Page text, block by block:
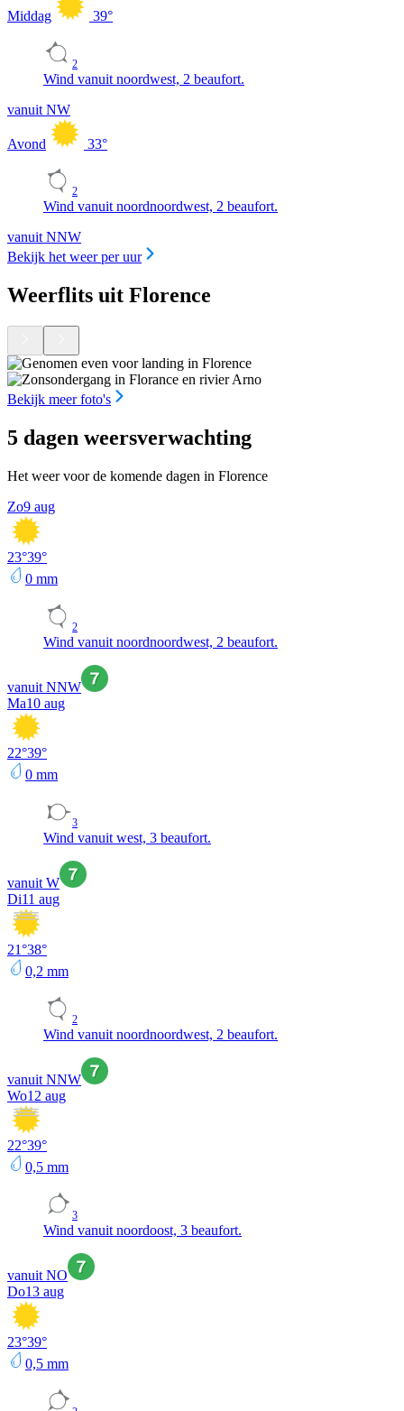
Middag 39°
2
Wind vanuit noordwest, 2 beaufort.
vanuit NW
Avond 33°
2
Wind vanuit noordnoordwest, 2 beaufort.
vanuit NNW
Bekijk het weer per uur
Weerflits uit Florence
Bekijk meer foto's
5 dagen weersverwachting
Het weer voor de komende dagen in Florence
Zo9 aug
23°39°
0 mm
2
Wind vanuit noordnoordwest, 2 beaufort.
vanuit NNW
Ma10 aug
22°39°
0 mm
3
Wind vanuit west, 3 beaufort.
vanuit W
Di11 aug
21°38°
0,2 mm
2
Wind vanuit noordnoordwest, 2 beaufort.
vanuit NNW
Wo12 aug
22°39°
0,5 mm
3
Wind vanuit noordoost, 3 beaufort.
vanuit NO
Do13 aug
23°39°
0,5 mm